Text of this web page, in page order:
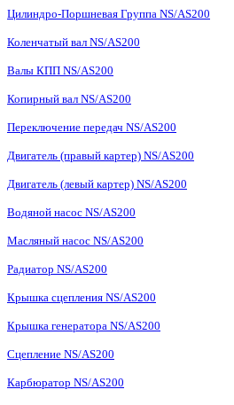
Цилиндро-Поршневая Группа NS/AS200
Коленчатый вал NS/AS200
Валы КПП NS/AS200
Копирный вал NS/AS200
Переключение передач NS/AS200
Двигатель (правый картер) NS/AS200
Двигатель (левый картер) NS/AS200
Водяной насос NS/AS200
Масляный насос NS/AS200
Радиатор NS/AS200
Крышка сцепления NS/AS200
Крышка генератора NS/AS200
Сцепление NS/AS200
Карбюратор NS/AS200